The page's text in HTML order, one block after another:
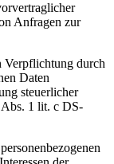
Anfragen zur
Verpflichtung durch
Daten
steuerlicher
1 lit. c DS-